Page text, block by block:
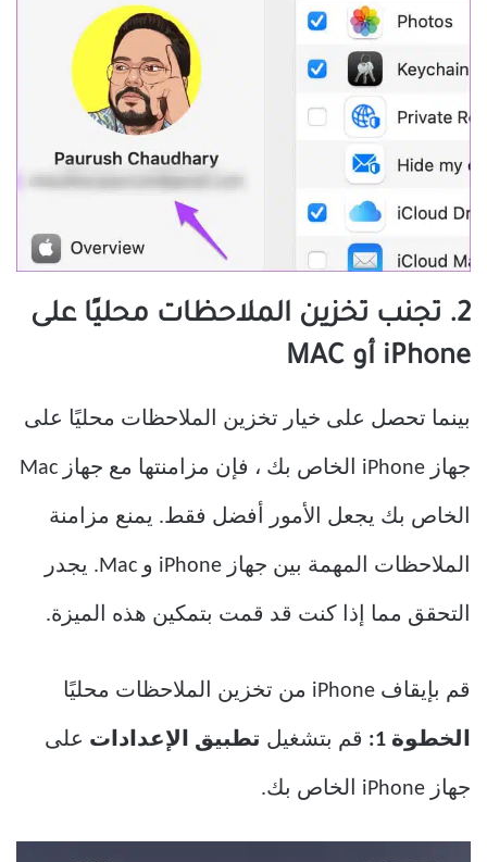
2. تجنب تخزين الملاحظات محليًا على
iPhone أو MAC
بينما تحصل على خيار تخزين الملاحظات محليًا على
جهاز iPhone الخاص بك ، فإن مزامنتها مع جهاز Mac
الخاص بك يجعل الأمور أفضل فقط. يمنع مزامنة
الملاحظات المهمة بين جهاز iPhone و Mac. يجدر
التحقق مما إذا كنت قد قمت بتمكين هذه الميزة.
قم بإيقاف iPhone من تخزين الملاحظات محليًا
الخطوة 1: قم بتشغيل تطبيق الإعدادات على
جهاز iPhone الخاص بك.